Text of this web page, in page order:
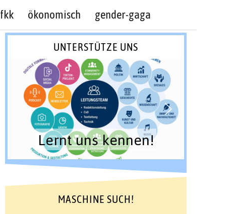
fkk ökonomisch gender-gaga
UNTERSTÜTZE UNS
Lernt uns kennen!
MASCHINE SUCH!